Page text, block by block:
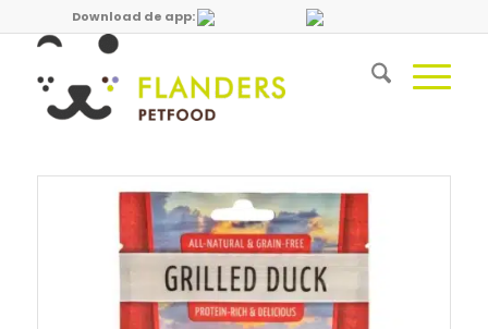
Download de app: